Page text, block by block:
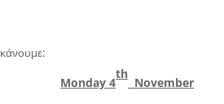
Monday4
th
November